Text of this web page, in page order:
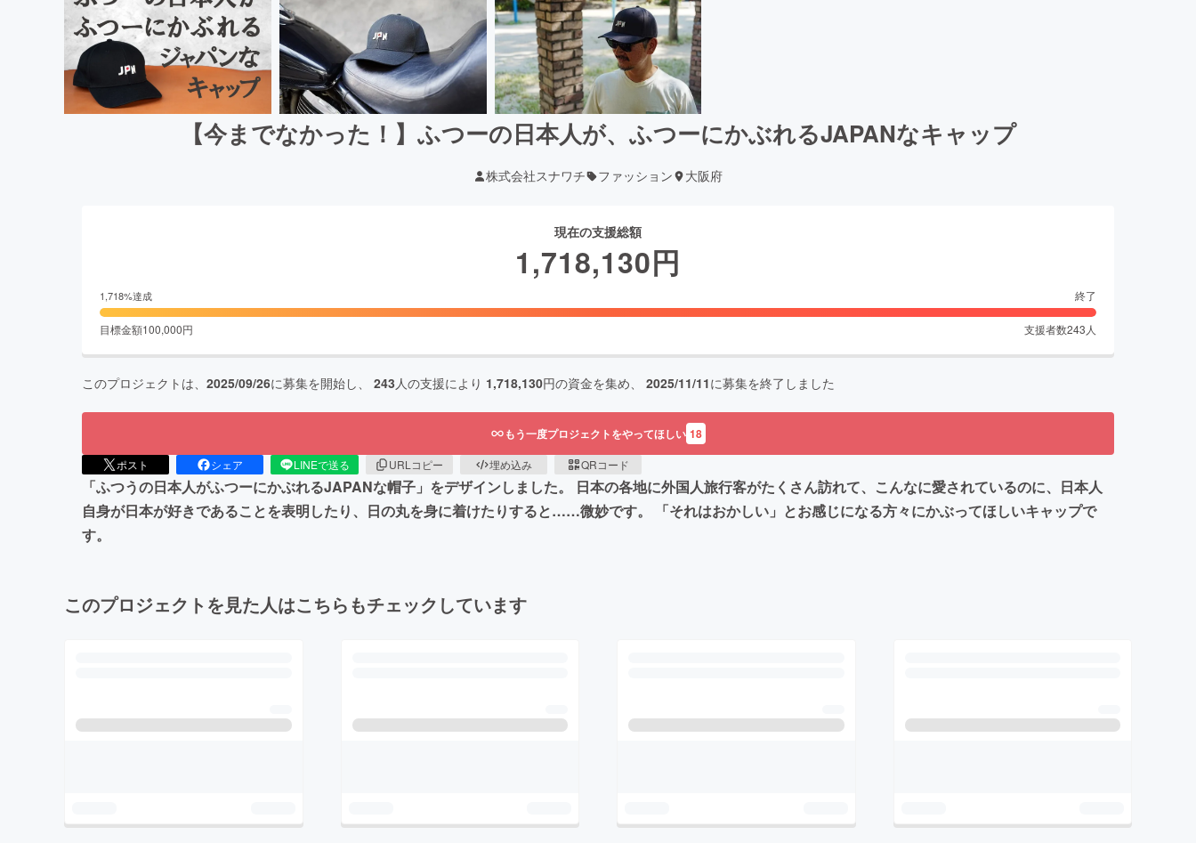
【今までなかった！】ふつーの日本人が、ふつーにかぶれるJAPANなキャップ
株式会社スナワチ ファッション 大阪府
現在の支援総額
1,718,130円
1,718%達成 終了
目標金額100,000円 支援者数243 人
このプロジェクトは、 2025/09/26に募集を開始し、 243人の支援により 1,718,130円の資金を集め、 2025/11/11に募集を終了しました
もう一度プロジェクトをやってほしい 18
ポスト シェア LINEで送る URLコピー 埋め込み QRコード
「ふつうの日本人がふつーにかぶれるJAPANな帽子」をデザインしました。 日本の各地に外国人旅行客がたくさん訪れて、こんなに愛されているのに、日本人
自身が日本が好きであることを表明したり、日の丸を身に着けたりすると……微妙です。 「それはおかしい」とお感じになる方々にかぶってほしいキャップで
す。
このプロジェクトを見た人はこちらもチェックしています